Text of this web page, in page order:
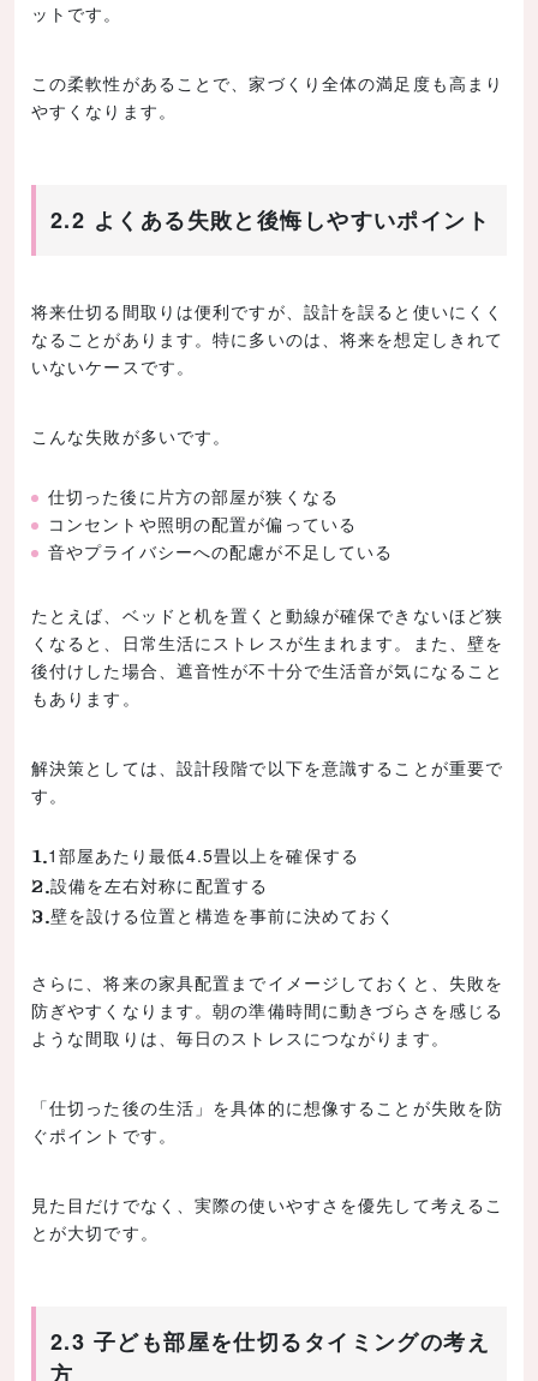
ットです。
この柔軟性があることで、家づくり全体の満足度も高まり
やすくなります。
2.2 よくある失敗と後悔しやすいポイント
将来仕切る間取りは便利ですが、設計を誤ると使いにくく
なることがあります。特に多いのは、将来を想定しきれて
いないケースです。
こんな失敗が多いです。
仕切った後に片方の部屋が狭くなる
コンセントや照明の配置が偏っている
音やプライバシーへの配慮が不足している
たとえば、ベッドと机を置くと動線が確保できないほど狭
くなると、日常生活にストレスが生まれます。また、壁を
後付けした場合、遮音性が不十分で生活音が気になること
もあります。
解決策としては、設計段階で以下を意識することが重要で
す。
1部屋あたり最低4.5畳以上を確保する
設備を左右対称に配置する
壁を設ける位置と構造を事前に決めておく
さらに、将来の家具配置までイメージしておくと、失敗を
防ぎやすくなります。朝の準備時間に動きづらさを感じる
ような間取りは、毎日のストレスにつながります。
「仕切った後の生活」を具体的に想像することが失敗を防
ぐポイントです。
見た目だけでなく、実際の使いやすさを優先して考えるこ
とが大切です。
2.3 子ども部屋を仕切るタイミングの考え
方